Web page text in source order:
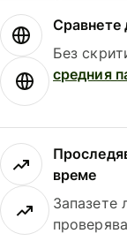
Сравнете
Без
средния
време
Запазете